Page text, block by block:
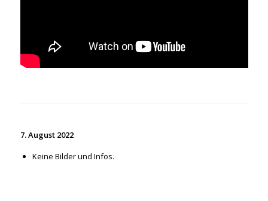
7. August 2022
Keine Bilder und Infos.